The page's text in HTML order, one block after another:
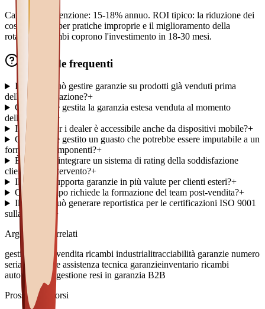
Canone manutenzione: 15-18% annuo. ROI tipico: la riduzione dei
costi garanzia per pratiche improprie e il miglioramento della
rotazione ricambi coprono l'investimento in 18-30 mesi.
Domande frequenti
Il sistema può gestire garanzie su prodotti già venduti prima
dell'implementazione?+
Come viene gestita la garanzia estesa venduta al momento
dell'acquisto?
+
Il portale per i dealer è accessibile anche da dispositivi mobile?+
Come viene gestito un guasto che potrebbe essere imputabile a un
fornitore di componenti?+
È possibile integrare un sistema di rating della soddisfazione
cliente post-intervento?+
Il sistema supporta garanzie in più valute per clienti esteri?+
Quanto tempo richiede la formazione del team post-vendita?+
Il sistema può generare reportistica per le certificazioni ISO 9001
sulla qualità?
+
Argomenti correlati
gestione post-vendita ricambi industrialitracciabilità garanzie numero
seriale
software assistenza tecnica garanzieinventario ricambi
automatizzato gestione resi in garanzia B2B
Prossimi percorsi